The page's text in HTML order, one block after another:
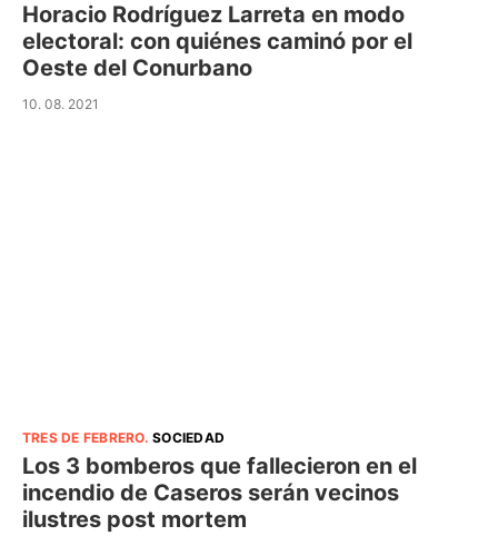
Horacio Rodríguez Larreta en modo
electoral: con quiénes caminó por el
Oeste del Conurbano
10. 08. 2021
TRES DE FEBRERO.SOCIEDAD
Los 3 bomberos que fallecieron en el
incendio de Caseros serán vecinos
ilustres post mortem